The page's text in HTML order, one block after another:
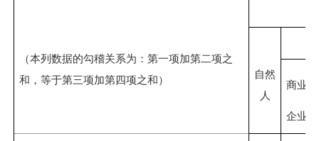
（本列数据的勾稽关系为：第一项加第二项之
和，等于第三项加第四项之和）
自然
人
商业
企业